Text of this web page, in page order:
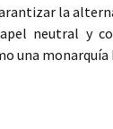
la
neutral y
una